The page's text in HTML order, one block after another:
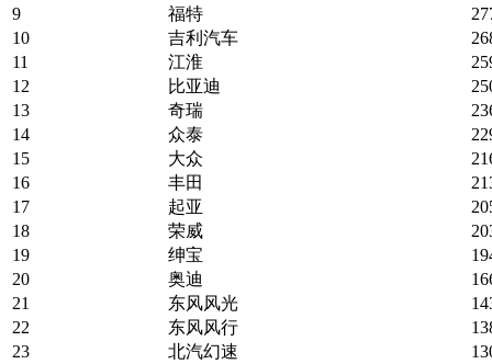
9
福特
10
吉利汽车
11
江淮
12
比亚迪
13
奇瑞
14
众泰
15
大众
16
丰田
17
起亚
18
荣威
19
绅宝
20
奥迪
21
东风风光
22
东风风行
23
北汽幻速